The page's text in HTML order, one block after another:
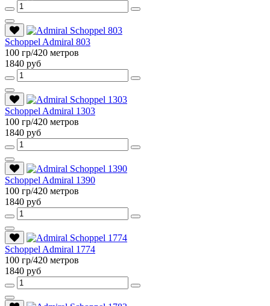
Schoppel Admiral 803
100 гр/420 метров
1840 руб
Schoppel Admiral 1303
100 гр/420 метров
1840 руб
Schoppel Admiral 1390
100 гр/420 метров
1840 руб
Schoppel Admiral 1774
100 гр/420 метров
1840 руб